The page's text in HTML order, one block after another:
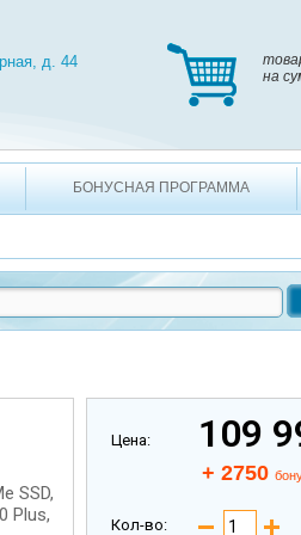
на
д. 44
БОНУСНАЯ ПРОГРАММА
SSD,
Plus,
Цена: 109
+ 2750
Кол-во: